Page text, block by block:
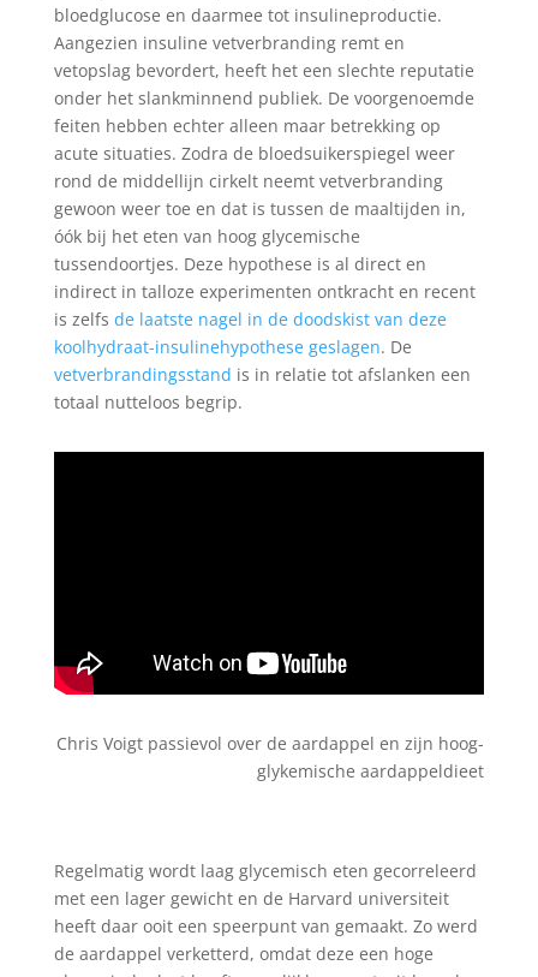
bloedglucose en daarmee tot insulineproductie.
Aangezien insuline vetverbranding remt en
vetopslag bevordert, heeft het een slechte reputatie
onder het slankminnend publiek. De voorgenoemde
feiten hebben echter alleen maar betrekking op
acute situaties. Zodra de bloedsuikerspiegel weer
rond de middellijn cirkelt neemt vetverbranding
gewoon weer toe en dat is tussen de maaltijden in,
óók bij het eten van hoog glycemische
tussendoortjes. Deze hypothese is al direct en
indirect in talloze experimenten ontkracht en recent
is zelfs de laatste nagel in de doodskist van deze
koolhydraat-insulinehypothese geslagen. De
vetverbrandingsstand is in relatie tot afslanken een
totaal nutteloos begrip.
Chris Voigt passievol over de aardappel en zijn hoog-
glykemische aardappeldieet
Regelmatig wordt laag glycemisch eten gecorreleerd
met een lager gewicht en de Harvard universiteit
heeft daar ooit een speerpunt van gemaakt. Zo werd
de aardappel verketterd, omdat deze een hoge